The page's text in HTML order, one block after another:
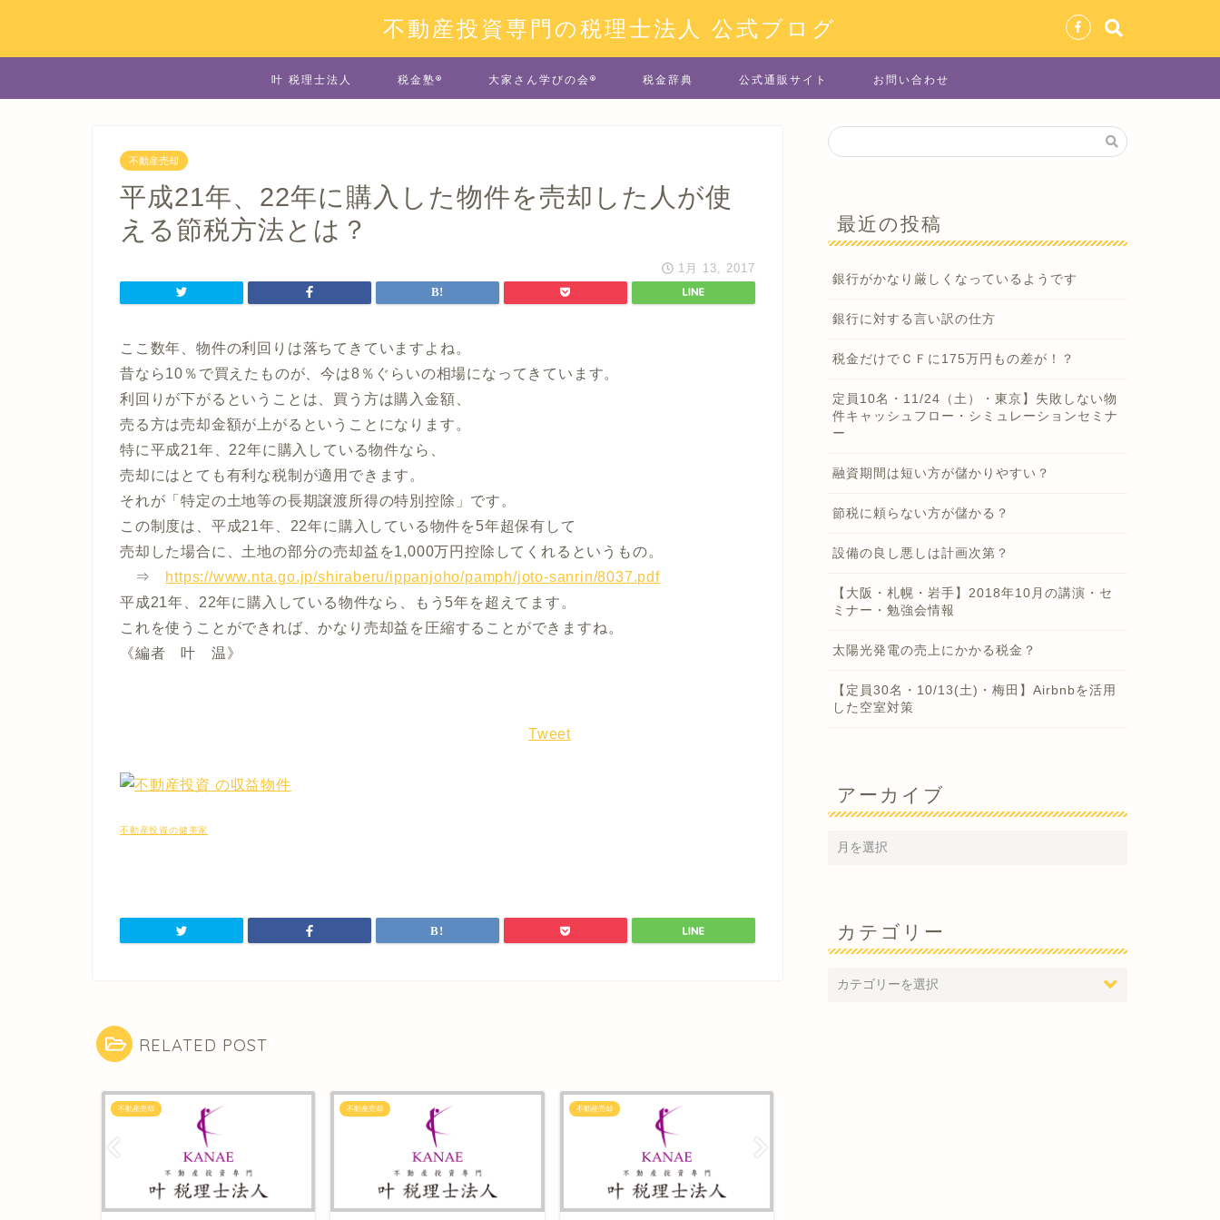
不動産投資専門の税理士法人 公式ブログ
叶 税理士法人 税金塾® 大家さん学びの会® 税金辞典 公式通販サイト お問い合わせ
不動産売却
平成21年、22年に購入した物件を売却した人が使
える節税方法とは？
1月 13, 2017
ここ数年、物件の利回りは落ちてきていますよね。
昔なら10％で買えたものが、今は8％ぐらいの相場になってきています。
利回りが下がるということは、買う方は購入金額、
売る方は売却金額が上がるということになります。
特に平成21年、22年に購入している物件なら、
売却にはとても有利な税制が適用できます。
それが「特定の土地等の長期譲渡所得の特別控除」です。
この制度は、平成21年、22年に購入している物件を5年超保有して
売却した場合に、土地の部分の売却益を1,000万円控除してくれるというもの。
⇒ https://www.nta.go.jp/shiraberu/ippanjoho/pamph/joto-sanrin/8037.pdf
平成21年、22年に購入している物件なら、もう5年を超えてます。
これを使うことができれば、かなり売却益を圧縮することができますね。
《編者 叶 温》
Tweet
不動産投資の健美家
RELATED POST
不動産売却 不動産売却 不動産売却
最近の投稿
銀行がかなり厳しくなっているようです
銀行に対する言い訳の仕方
税金だけでＣＦに175万円もの差が！？
定員10名・11/24（土）・東京】失敗しない物
件キャッシュフロー・シミュレーションセミナ
ー
融資期間は短い方が儲かりやすい？
節税に頼らない方が儲かる？
設備の良し悪しは計画次第？
【大阪・札幌・岩手】2018年10月の講演・セ
ミナー・勉強会情報
太陽光発電の売上にかかる税金？
【定員30名・10/13(土)・梅田】Airbnbを活用
した空室対策
アーカイブ
カテゴリー